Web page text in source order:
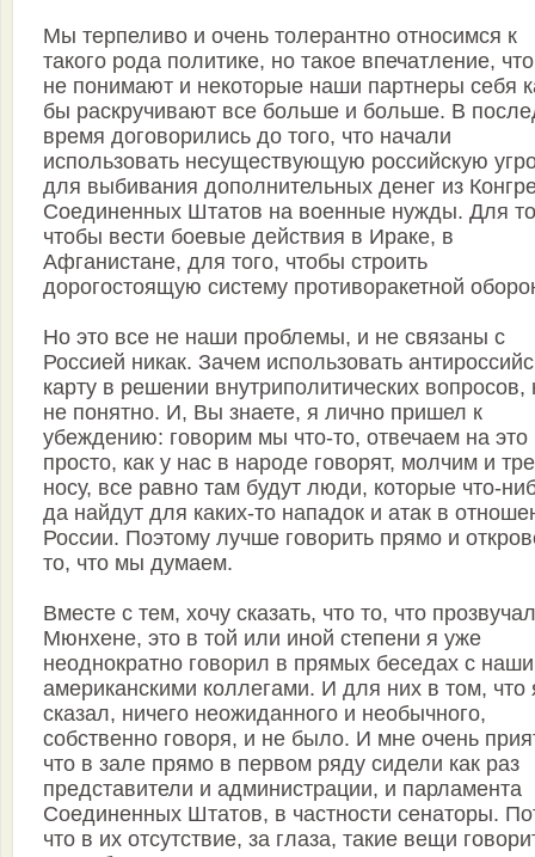
Мы терпеливо и очень толерантно относимся к
такого рода политике, но такое впечатление,
не понимают и некоторые наши партнеры себя
бы раскручивают все больше и больше. В
время договорились до того, что начали
использовать несуществующую российскую
для выбивания дополнительных денег из
Соединенных Штатов на военные нужды. Для
чтобы вести боевые действия в Ираке, в
Афганистане, для того, чтобы строить
дорогостоящую систему противоракетной
Но это все не наши проблемы, и не связаны с
Россией никак. Зачем использовать
карту в решении внутриполитических вопросов,
не понятно. И, Вы знаете, я лично пришел к
убеждению: говорим мы что-то, отвечаем на это
просто, как у нас в народе говорят, молчим и
носу, все равно там будут люди, которые что-
да найдут для каких-то нападок и атак в
России. Поэтому лучше говорить прямо и
то, что мы думаем.
Вместе с тем, хочу сказать, что то, что
Мюнхене, это в той или иной степени я уже
неоднократно говорил в прямых беседах с
американскими коллегами. И для них в том, что
сказал, ничего неожиданного и необычного,
собственно говоря, и не было. И мне очень
что в зале прямо в первом ряду сидели как раз
представители и администрации, и парламента
Соединенных Штатов, в частности сенаторы.
что в их отсутствие, за глаза, такие вещи